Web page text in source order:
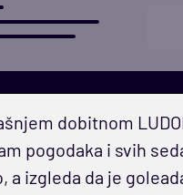
dobitnom
pogodaka i svih
a izgleda da je